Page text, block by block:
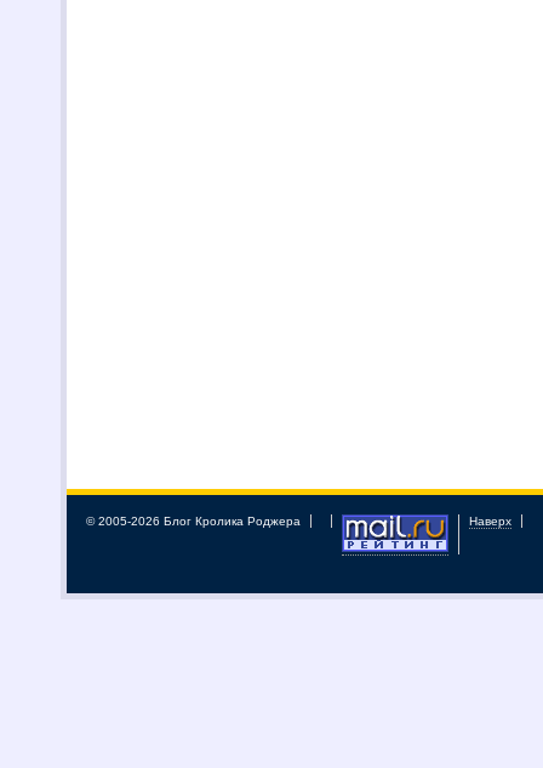
© 2005-2026 Блог Кролика Роджера Наверх